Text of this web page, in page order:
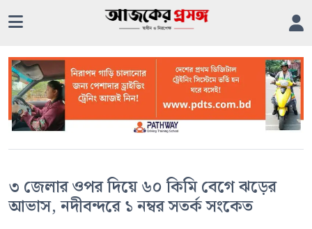
৩ জেলার ওপর দিয়ে ৬০ কিমি বেগে ঝড়ের
আভাস, নদীবন্দরে ১ নম্বর সতর্ক সংকেত